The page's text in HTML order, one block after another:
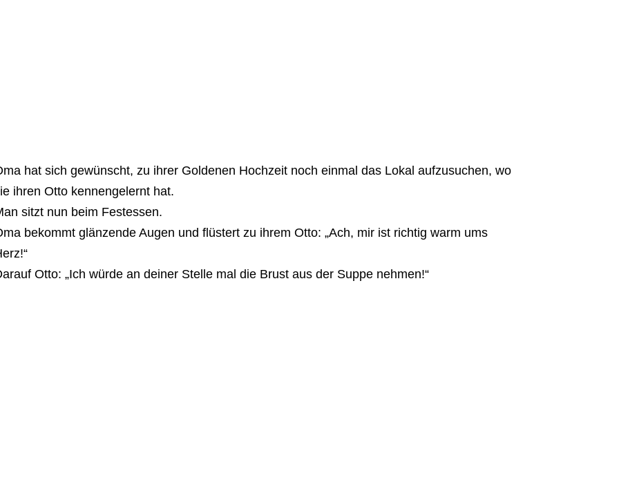
hat sich gewünscht, zu ihrer Goldenen Hochzeit noch einmal das Lokal aufzusuchen, wo
ihren Otto kennengelernt hat.
sitzt nun beim Festessen.
bekommt glänzende Augen und flüstert zu ihrem Otto: „Ach, mir ist richtig warm ums
Otto: „Ich würde an deiner Stelle mal die Brust aus der Suppe nehmen!“